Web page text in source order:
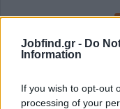
Jobfind.gr - Do
Information
If you wish to opt-out
processing of your
έχετε λάβει πλήρη